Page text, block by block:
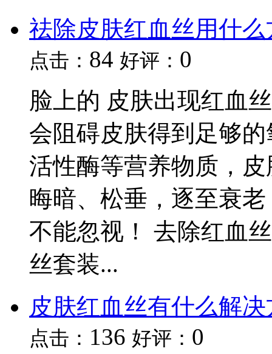
祛除皮肤红血丝用什么
点击： 84 好评： 0
脸上的 皮肤出现红血
会阻碍皮肤得到足够
活性酶等营养物质，
晦暗、松垂，逐至衰
不能忽视！ 去除红血
丝套装...
皮肤红血丝有什么解
点击： 136 好评： 0